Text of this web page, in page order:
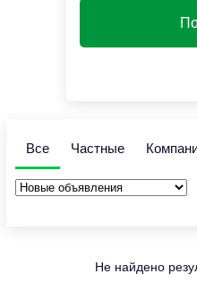
Все Частные
Не найдено